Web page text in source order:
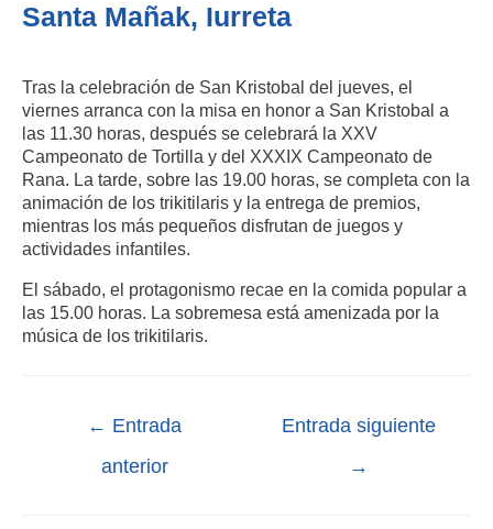
Santa Mañak, Iurreta
Tras la celebración de San Kristobal del jueves, el
viernes arranca con la misa en honor a San Kristobal a
las 11.30 horas, después se celebrará la XXV
Campeonato de Tortilla y del XXXIX Campeonato de
Rana. La tarde, sobre las 19.00 horas, se completa con la
animación de los trikitilaris y la entrega de premios,
mientras los más pequeños disfrutan de juegos y
actividades infantiles.
El sábado, el protagonismo recae en la comida popular a
las 15.00 horas. La sobremesa está amenizada por la
música de los trikitilaris.
← Entrada
anterior
Entrada siguiente
→